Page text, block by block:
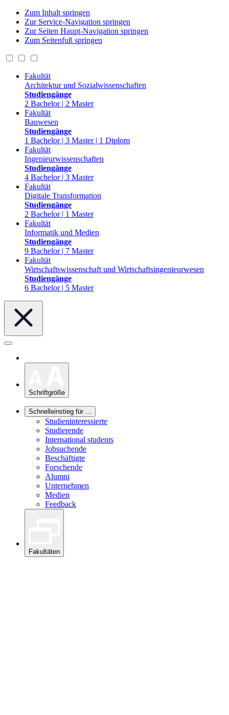
Zum Inhalt springen
Zur Service-Navigation springen
Zur Seiten Haupt-Navigation springen
Zum Seitenfuß springen
Fakultät
Architektur und Sozialwissenschaften
Studiengänge
2 Bachelor | 2 Master
Fakultät
Bauwesen
Studiengänge
1 Bachelor | 3 Master | 1 Diplom
Fakultät
Ingenieurwissenschaften
Studiengänge
4 Bachelor | 3 Master
Fakultät
Digitale Transformation
Studiengänge
2 Bachelor | 1 Master
Fakultät
Informatik und Medien
Studiengänge
9 Bachelor | 7 Master
Fakultät
Wirtschaftswissenschaft und Wirtschaftsingenieurwesen
Studiengänge
6 Bachelor | 5 Master
Schriftgröße
Schnelleinstieg für ...
Studieninteressierte
Studierende
International students
Jobsuchende
Beschäftigte
Forschende
Alumni
Unternehmen
Medien
Feedback
Fakultäten